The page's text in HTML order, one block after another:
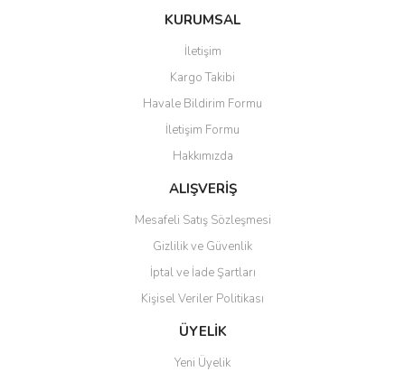
KURUMSAL
İletişim
Kargo Takibi
Havale Bildirim Formu
İletişim Formu
Hakkımızda
ALIŞVERİŞ
Mesafeli Satış Sözleşmesi
Gizlilik ve Güvenlik
İptal ve İade Şartları
Kişisel Veriler Politikası
ÜYELİK
Yeni Üyelik